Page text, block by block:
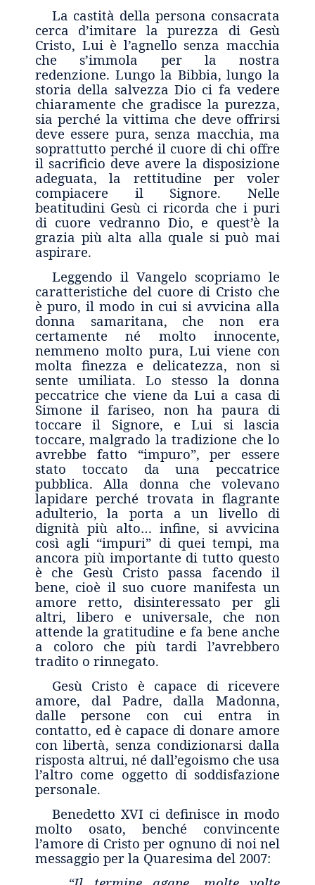
La castità della persona consacrata
cerca d’imitare la purezza di Gesù
Cristo, Lui è l’agnello senza macchia
che s’immola per la nostra
redenzione. Lungo la Bibbia, lungo la
storia della salvezza Dio ci fa vedere
chiaramente che gradisce la purezza,
sia perché la vittima che deve offrirsi
deve essere pura, senza macchia, ma
soprattutto perché il cuore di chi offre
il sacrificio deve avere la disposizione
adeguata, la rettitudine per voler
compiacere il Signore. Nelle
beatitudini Gesù ci ricorda che i puri
di cuore vedranno Dio, e quest’è la
grazia più alta alla quale si può mai
aspirare.
Leggendo il Vangelo scopriamo le
caratteristiche del cuore di Cristo che
è puro, il modo in cui si avvicina alla
donna samaritana, che non era
certamente né molto innocente,
nemmeno molto pura, Lui viene con
molta finezza e delicatezza, non si
sente umiliata. Lo stesso la donna
peccatrice che viene da Lui a casa di
Simone il fariseo, non ha paura di
toccare il Signore, e Lui si lascia
toccare, malgrado la tradizione che lo
avrebbe fatto “impuro”, per essere
stato toccato da una peccatrice
pubblica. Alla donna che volevano
lapidare perché trovata in flagrante
adulterio, la porta a un livello di
dignità più alto… infine, si avvicina
così agli “impuri” di quei tempi, ma
ancora più importante di tutto questo
è che Gesù Cristo passa facendo il
bene, cioè il suo cuore manifesta un
amore retto, disinteressato per gli
altri, libero e universale, che non
attende la gratitudine e fa bene anche
a coloro che più tardi l’avrebbero
tradito o rinnegato.
Gesù Cristo è capace di ricevere
amore, dal Padre, dalla Madonna,
dalle persone con cui entra in
contatto, ed è capace di donare amore
con libertà, senza condizionarsi dalla
risposta altrui, né dall’egoismo che usa
l’altro come oggetto di soddisfazione
personale.
Benedetto XVI ci definisce in modo
molto osato, benché convincente
l’amore di Cristo per ognuno di noi nel
messaggio per la Quaresima del 2007: